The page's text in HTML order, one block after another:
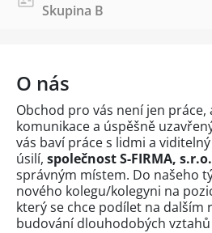
Skupina B
O nás
Obchod pro vás není jen práce,
komunikace a úspěšně
vás baví práce s lidmi a
úsilí, společnost S-FIRMA, s.r.o.
správným místem. Do našeho
nového kolegu/kolegyni na
který se chce podílet na dalším
budování dlouhodobých vztahů